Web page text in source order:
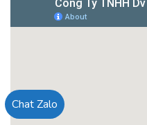
Chat Zalo